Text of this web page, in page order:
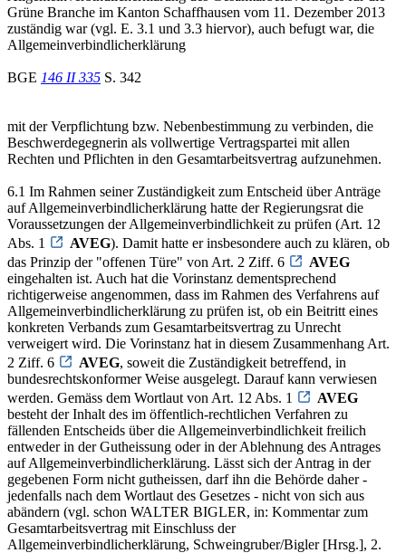
Grüne Branche im Kanton Schaffhausen vom 11. Dezember 2013
zuständig war (vgl. E. 3.1 und 3.3 hiervor), auch befugt war, die
Allgemeinverbindlicherklärung
BGE 146 II 335 S. 342
mit der Verpflichtung bzw. Nebenbestimmung zu verbinden, die
Beschwerdegegnerin als vollwertige Vertragspartei mit allen
Rechten und Pflichten in den Gesamtarbeitsvertrag aufzunehmen.
6.1 Im Rahmen seiner Zuständigkeit zum Entscheid über Anträge
auf Allgemeinverbindlicherklärung hatte der Regierungsrat die
Voraussetzungen der Allgemeinverbindlichkeit zu prüfen (Art. 12
Abs. 1
AVEG). Damit hatte er insbesondere auch zu klären, ob
das Prinzip der "offenen Türe" von Art. 2 Ziff. 6
AVEG
eingehalten ist. Auch hat die Vorinstanz dementsprechend
richtigerweise angenommen, dass im Rahmen des Verfahrens auf
Allgemeinverbindlicherklärung zu prüfen ist, ob ein Beitritt eines
konkreten Verbands zum Gesamtarbeitsvertrag zu Unrecht
verweigert wird. Die Vorinstanz hat in diesem Zusammenhang Art.
2 Ziff. 6
AVEG, soweit die Zuständigkeit betreffend, in
bundesrechtskonformer Weise ausgelegt. Darauf kann verwiesen
werden. Gemäss dem Wortlaut von Art. 12 Abs. 1
AVEG
besteht der Inhalt des im öffentlich-rechtlichen Verfahren zu
fällenden Entscheids über die Allgemeinverbindlichkeit freilich
entweder in der Gutheissung oder in der Ablehnung des Antrages
auf Allgemeinverbindlicherklärung. Lässt sich der Antrag in der
gegebenen Form nicht gutheissen, darf ihn die Behörde daher -
jedenfalls nach dem Wortlaut des Gesetzes - nicht von sich aus
abändern (vgl. schon WALTER BIGLER, in: Kommentar zum
Gesamtarbeitsvertrag mit Einschluss der
Allgemeinverbindlicherklärung, Schweingruber/Bigler [Hrsg.], 2.